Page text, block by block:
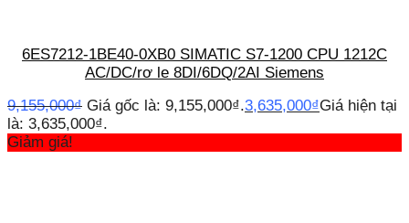
6ES7212-1BE40-0XB0 SIMATIC S7-1200 CPU 1212C
AC/DC/rơ le 8DI/6DQ/2AI Siemens
9,155,000₫ Giá gốc là: 9,155,000₫.3,635,000₫Giá hiện tại
là: 3,635,000₫.
Giảm giá!